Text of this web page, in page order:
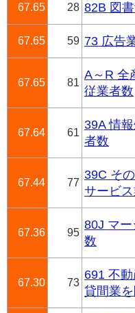
67.65 28 82B 図
67.65 59 73 広告
67.65 81
A～R 全
従業者数
67.64 61
39A 情
者数
67.44 77
39C そ
サービ
67.36 95
80J マ
数
67.30 73
691 不
貸間業